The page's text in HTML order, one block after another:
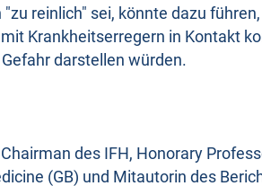
reinlich" sei, könnte dazu
Krankheitserregern in Kontakt
darstellen würden.
des IFH, Honorary
(GB) und Mitautorin des